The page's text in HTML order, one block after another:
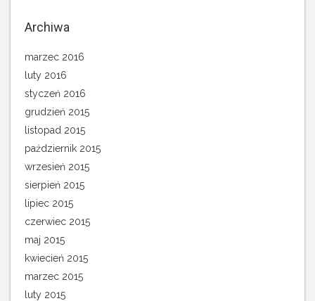
Archiwa
marzec 2016
luty 2016
styczeń 2016
grudzień 2015
listopad 2015
październik 2015
wrzesień 2015
sierpień 2015
lipiec 2015
czerwiec 2015
maj 2015
kwiecień 2015
marzec 2015
luty 2015